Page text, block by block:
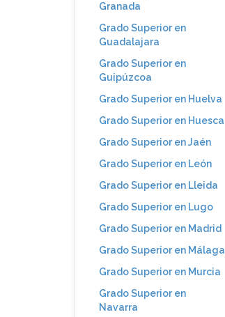
Granada
Grado Superior en
Guadalajara
Grado Superior en
Guipúzcoa
Grado Superior en Huelva
Grado Superior en Huesca
Grado Superior en Jaén
Grado Superior en León
Grado Superior en Lleida
Grado Superior en Lugo
Grado Superior en Madrid
Grado Superior en Málaga
Grado Superior en Murcia
Grado Superior en
Navarra